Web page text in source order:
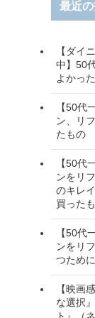
最近
【ダイ
中】50
よかっ
【50代
ン、リ
たもの
【50代
ンをリ
のキレ
買った
【50代
ンをリ
つため
【映画
な選択